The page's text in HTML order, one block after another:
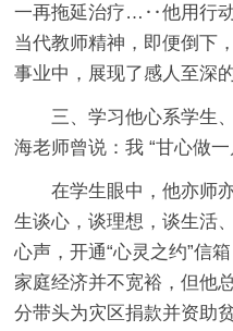
一再拖延治疗…‥他用行动
当代教师精神，即便倒下
事业中，展现了感人至深
三、学习他心系学生
海老师曾说：我 “甘心做
在学生眼中，他亦师
生谈心，谈理想，谈生活
心声，开通“心灵之约”信
家庭经济并不宽裕，但他
分带头为灾区捐款并资助